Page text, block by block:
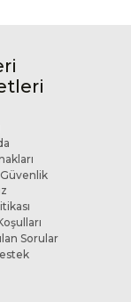
Sorular